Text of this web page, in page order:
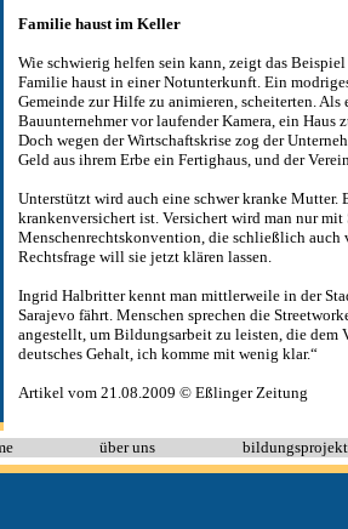
Familie haust im Keller
Wie schwierig helfen sein kann, zeigt das
Familie haust in einer Notunterkunft. Ein
Gemeinde zur Hilfe zu animieren, scheiterten. Als
Bauunternehmer vor laufender Kamera, ein Haus
Doch wegen der Wirtschaftskrise zog der
Geld aus ihrem Erbe ein Fertighaus, und der
Unterstützt wird auch eine schwer kranke
krankenversichert ist. Versichert wird man nur
Menschenrechtskonvention, die schließlich auch
Rechtsfrage will sie jetzt klären lassen.
Ingrid Halbritter kennt man mittlerweile in der
Sarajevo fährt. Menschen sprechen die
angestellt, um Bildungsarbeit zu leisten, die dem
deutsches Gehalt, ich komme mit wenig klar.“
Artikel vom 21.08.2009 © Eßlinger Zeitung
über uns